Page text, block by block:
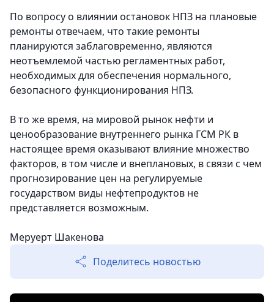
По вопросу о влиянии остановок НПЗ на плановые
ремонты отвечаем, что такие ремонты
планируются заблаговременно, являются
неотъемлемой частью регламентных работ,
необходимых для обеспечения нормального,
безопасного функционирования НПЗ.
В то же время, на мировой рынок нефти и
ценообразование внутреннего рынка ГСМ РК в
настоящее время оказывают влияние множество
факторов, в том числе и внеплановых, в связи с чем
прогнозирование цен на регулируемые
государством виды нефтепродуктов не
представляется возможным.
Меруерт Шакенова
Поделитесь новостью